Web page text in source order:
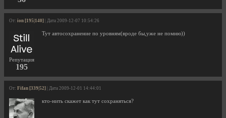
От: ion [195|140] | Дата 2009-12-07 10:54:26
Репутация
195
Тут автосохранение по уровням(вроде бы,уже не помню))
От: Fifan [339|52] | Дата 2009-12-01 14:44:01
кто-нить скажет как тут сохраняться?